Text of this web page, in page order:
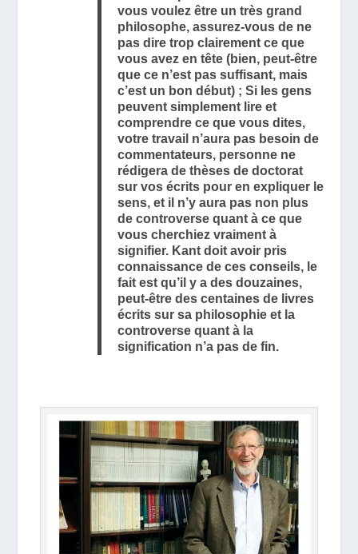
vous voulez être un très grand
philosophe, assurez-vous de ne
pas dire trop clairement ce que
vous avez en tête (bien, peut-être
que ce n’est pas suffisant, mais
c’est un bon début) ; Si les gens
peuvent simplement lire et
comprendre ce que vous dites,
votre travail n’aura pas besoin de
commentateurs, personne ne
rédigera de thèses de doctorat
sur vos écrits pour en expliquer le
sens, et il n’y aura pas non plus
de controverse quant à ce que
vous cherchiez vraiment à
signifier. Kant doit avoir pris
connaissance de ces conseils, le
fait est qu’il y a des douzaines,
peut-être des centaines de livres
écrits sur sa philosophie et la
controverse quant à la
signification n’a pas de fin.